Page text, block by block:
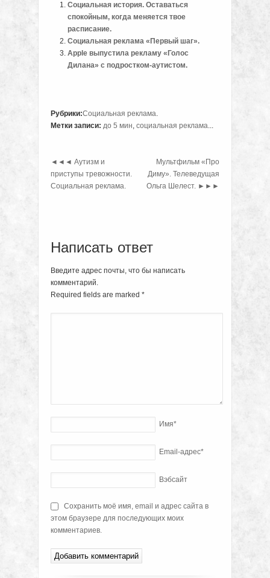
Социальная история. Оставаться
спокойным, когда меняется твое
расписание.
Социальная реклама «Первый шаг».
Apple выпустила рекламу «Голос
Дилана» с подростком-аутистом.
Рубрики:Социальная реклама.
Метки записи: до 5 мин, социальная реклама...
◄◄◄ Аутизм и
приступы тревожности.
Социальная реклама.
Мультфильм «Про
Диму». Телеведущая
Ольга Шелест. ►►►
Написать ответ
Введите адрес почты, что бы написать
комментарий.
Required fields are marked *
Имя*
Email-адрес*
Вэбсайт
Сохранить моё имя, email и адрес сайта в
этом браузере для последующих моих
комментариев.